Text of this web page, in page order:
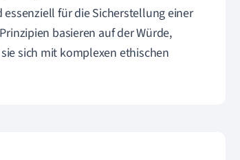
für die Sicherstellung einer
basieren auf der Würde,
sich mit komplexen ethischen